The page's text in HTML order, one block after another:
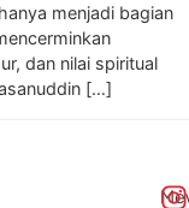
menjadi bagian
dan nilai spiritual
[…]